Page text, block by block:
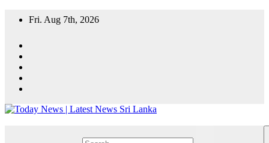
Fri. Aug 7th, 2026